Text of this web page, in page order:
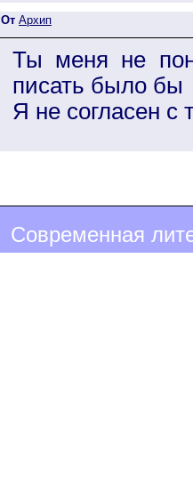
От Архип
Ты меня не
писать было бы
Я не согласен с
Современная